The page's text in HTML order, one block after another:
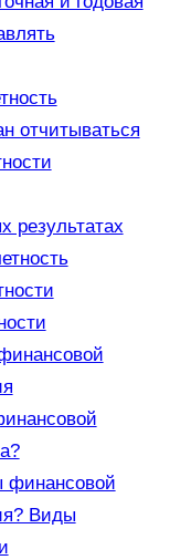
отчитываться
результатах
Виды